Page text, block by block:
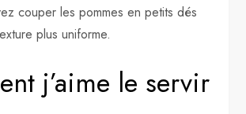
couper les pommes en petits dés
plus uniforme.
j’aime le servir